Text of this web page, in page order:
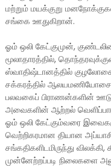
மற்றும் மயக்குறு
சங்கை ஊதுகிறான்.
ஓம் ஒலி கேட்குமுன்,
மூலாதாரத்தில்,
ஸ்வாதிஷ்டானத்தில்
சக்கரத்தில் ஆலயமணியோசை,
பலவகைப் பிராணன்களின்
அவைகளின் ஆற்றல்
ஓம் ஒலி கேட்கும்வரை
வெற்றிகரமான தியான
சங்கதிகளிடமிருந்து
முன்னேற்றப்படி நிலைகளை